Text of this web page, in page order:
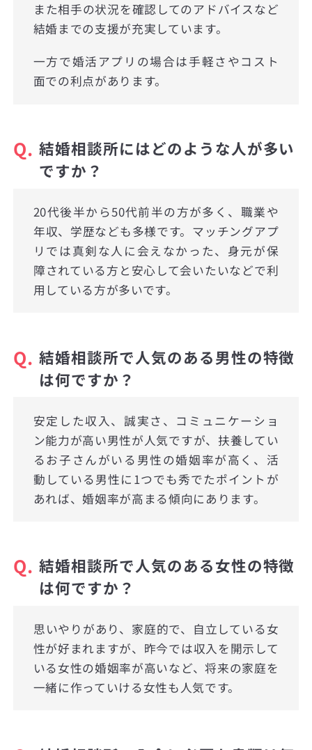
また相手の状況を確認してのアドバイスなど
結婚までの支援が充実しています。
一方で婚活アプリの場合は手軽さやコスト
面での利点があります。
Q. 結婚相談所にはどのような人が多い
ですか？
20代後半から50代前半の方が多く、職業や
年収、学歴なども多様です。マッチングアプ
リでは真剣な人に会えなかった、身元が保
障されている方と安心して会いたいなどで利
用している方が多いです。
Q. 結婚相談所で人気のある男性の特徴
は何ですか？
安定した収入、誠実さ、コミュニケーショ
ン能力が高い男性が人気ですが、扶養してい
るお子さんがいる男性の婚姻率が高く、活
動している男性に1つでも秀でたポイントが
あれば、婚姻率が高まる傾向にあります。
Q. 結婚相談所で人気のある女性の特徴
は何ですか？
思いやりがあり、家庭的で、自立している女
性が好まれますが、昨今では収入を開示して
いる女性の婚姻率が高いなど、将来の家庭を
一緒に作っていける女性も人気です。